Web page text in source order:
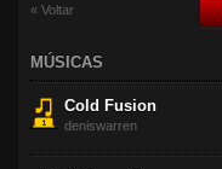
« Voltar
MÚSICAS
Cold Fusion
deniswarren